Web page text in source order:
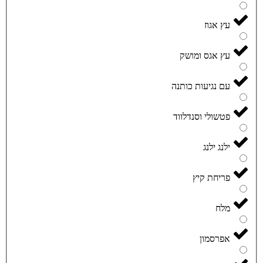
עץ אגוז
עץ אגס ומושק
עם נגיעות כותנה
פטשולי וסנדלווד
ילנג ילנג
פריחת קיץ
מלח
אפרסמון